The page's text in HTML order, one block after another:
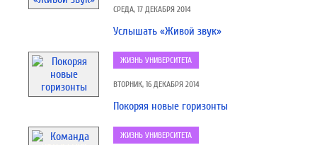
СРЕДА, 17 ДЕКАБРЯ 2014
Услышать «Живой звук»
ЖИЗНЬ УНИВЕРСИТЕТА
ВТОРНИК, 16 ДЕКАБРЯ 2014
Покоряя новые горизонты
ЖИЗНЬ УНИВЕРСИТЕТА